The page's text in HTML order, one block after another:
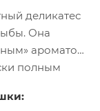
деликатес
Она
ароматом,
полным